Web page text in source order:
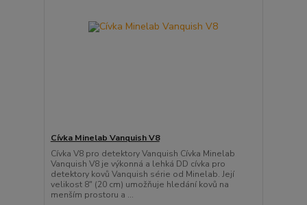
Cívka Minelab Vanquish V8
Cívka V8 pro detektory Vanquish Cívka Minelab
Vanquish V8 je výkonná a lehká DD cívka pro
detektory kovů Vanquish série od Minelab. Její
velikost 8" (20 cm) umožňuje hledání kovů na
menším prostoru a ...